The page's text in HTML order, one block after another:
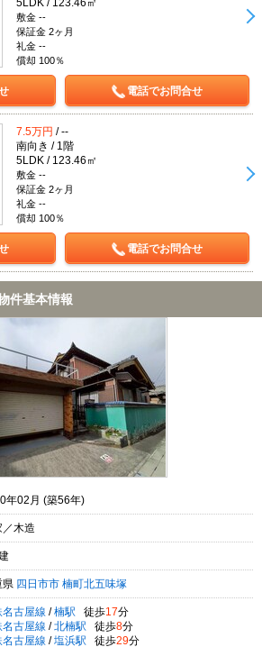
5LDK / 123.46㎡
敷金 --
保証金 2ヶ月
礼金 --
償却 100％
電話でお問合せ
7.5万円 / --
南向き / 1階
5LDK / 123.46㎡
敷金 --
保証金 2ヶ月
礼金 --
償却 100％
電話でお問合せ
件基本情報
年02月 (築56年)
／木造
県 四日市市 楠町北五味塚
名古屋線 / 楠駅 徒歩17分
名古屋線 / 北楠駅 徒歩8分
名古屋線 / 塩浜駅 徒歩29分